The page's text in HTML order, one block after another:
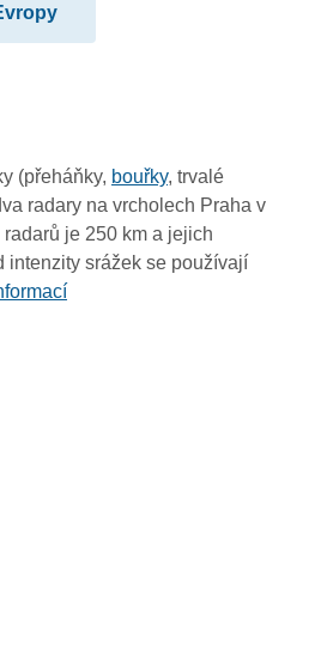
01:45
01:35
01:25
01:15
(přeháňky, bouřky, trvalé
radary na vrcholech Praha v
je 250 km a jejich
intenzity srážek se používají